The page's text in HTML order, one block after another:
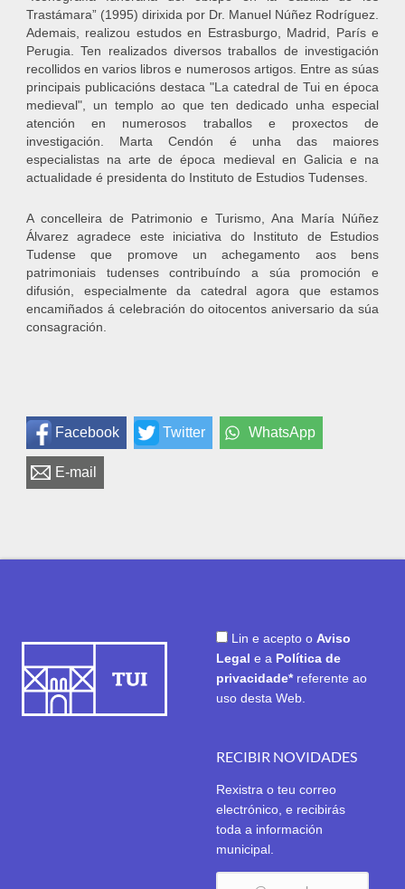
Trastámara” (1995) dirixida por Dr. Manuel Núñez Rodríguez.
Ademais, realizou estudos en Estrasburgo, Madrid, París e
Perugia. Ten realizados diversos traballos de investigación
recollidos en varios libros e numerosos artigos. Entre as súas
principais publicacións destaca "La catedral de Tui en época
medieval", un templo ao que ten dedicado unha especial
atención en numerosos traballos e proxectos de
investigación. Marta Cendón é unha das maiores
especialistas na arte de época medieval en Galicia e na
actualidade é presidenta do Instituto de Estudios Tudenses.
A concelleira de Patrimonio e Turismo, Ana María Núñez
Álvarez agradece este iniciativa do Instituto de Estudios
Tudense que promove un achegamento aos bens
patrimoniais tudenses contribuíndo a súa promoción e
difusión, especialmente da catedral agora que estamos
encamiñados á celebración do oitocentos aniversario da súa
consagración.
Facebook Twitter WhatsApp
E-mail
Lin e acepto o Aviso
Legal e a Política de
privacidade* referente ao
uso desta Web.
RECIBIR NOVIDADES
Rexistra o teu correo
electrónico, e recibirás
toda a información
municipal.